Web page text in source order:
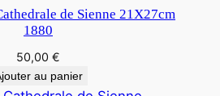
de Sienne 21X27cm
1880
50,00 €
au panier